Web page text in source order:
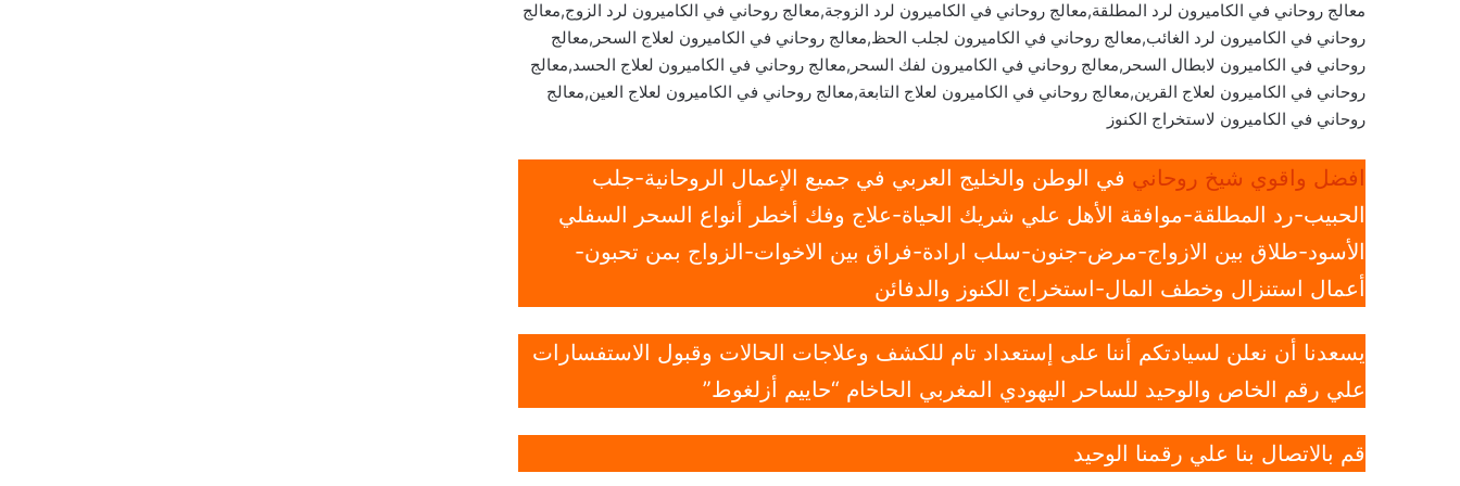
معالج روحاني في الكاميرون لرد المطلقة,معالج روحاني في الكاميرون لرد الزوجة,معالج روحاني في الكاميرون لرد الزوج,معالج
روحاني في الكاميرون لرد الغائب,معالج روحاني في الكاميرون لجلب الحظ,معالج روحاني في الكاميرون لعلاج السحر,معالج
روحاني في الكاميرون لابطال السحر,معالج روحاني في الكاميرون لفك السحر,معالج روحاني في الكاميرون لعلاج الحسد,معالج
روحاني في الكاميرون لعلاج القرين,معالج روحاني في الكاميرون لعلاج التابعة,معالج روحاني في الكاميرون لعلاج العين,معالج
روحاني في الكاميرون لاستخراج الكنوز
افضل واقوي شيخ روحاني في الوطن والخليج العربي في جميع الإعمال الروحانية-جلب
الحبيب-رد المطلقة-موافقة الأهل علي شريك الحياة-علاج وفك أخطر أنواع السحر السفلي
الأسود-طلاق بين الازواج-مرض-جنون-سلب ارادة-فراق بين الاخوات-الزواج بمن تحبون-
أعمال استنزال وخطف المال-استخراج الكنوز والدفائن
يسعدنا أن نعلن لسيادتكم أننا على إستعداد تام للكشف وعلاجات الحالات وقبول الاستفسارات
علي رقم الخاص والوحيد للساحر اليهودي المغربي الحاخام “حاييم أزلغوط”
قم بالاتصال بنا علي رقمنا الوحيد